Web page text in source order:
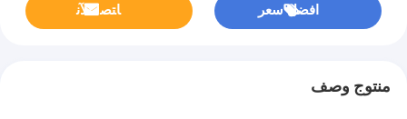
افضل سعر ﺎﺘﺼﻟ ﺍﻶﻧ
منتوج وصف